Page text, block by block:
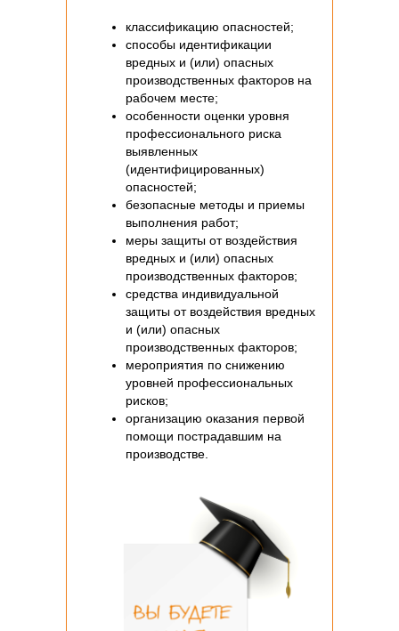
классификацию опасностей;
способы идентификации
вредных и (или) опасных
производственных факторов на
рабочем месте;
особенности оценки уровня
профессионального риска
выявленных
(идентифицированных)
опасностей;
безопасные методы и приемы
выполнения работ;
меры защиты от воздействия
вредных и (или) опасных
производственных факторов;
средства индивидуальной
защиты от воздействия вредных
и (или) опасных
производственных факторов;
мероприятия по снижению
уровней профессиональных
рисков;
организацию оказания первой
помощи пострадавшим на
производстве.